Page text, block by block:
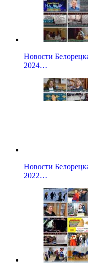
Новости
2024…
Новости
2022…